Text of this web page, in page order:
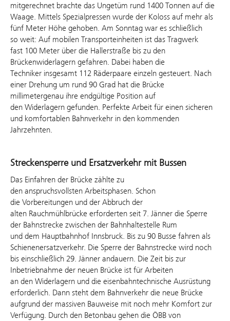
mitgerechnet brachte das Ungetüm rund 1400 Tonnen auf die
Waage. Mittels Spezialpressen wurde der Koloss auf mehr als
fünf Meter Höhe gehoben. Am Sonntag war es schließlich
so weit: Auf mobilen Transporteinheiten ist das Tragwerk
fast 100 Meter über die Hallerstraße bis zu den
Brückenwiderlagern gefahren. Dabei haben die
Techniker insgesamt 112 Räderpaare einzeln gesteuert. Nach
einer Drehung um rund 90 Grad hat die Brücke
millimetergenau ihre endgültige Position auf
den Widerlagern gefunden. Perfekte Arbeit für einen sicheren
und komfortablen Bahnverkehr in den kommenden
Jahrzehnten.
Streckensperre und Ersatzverkehr mit Bussen
Das Einfahren der Brücke zählte zu
den anspruchsvollsten Arbeitsphasen. Schon
die Vorbereitungen und der Abbruch der
alten Rauchmühlbrücke erforderten seit 7. Jänner die Sperre
der Bahnstrecke zwischen der Bahnhaltestelle Rum
und dem Hauptbahnhof Innsbruck. Bis zu 90 Busse fahren als
Schienenersatzverkehr. Die Sperre der Bahnstrecke wird noch
bis einschließlich 29. Jänner andauern. Die Zeit bis zur
Inbetriebnahme der neuen Brücke ist für Arbeiten
an den Widerlagern und die eisenbahntechnische Ausrüstung
erforderlich. Dann steht dem Bahnverkehr die neue Brücke
aufgrund der massiven Bauweise mit noch mehr Komfort zur
Verfügung. Durch den Betonbau gehen die ÖBB von